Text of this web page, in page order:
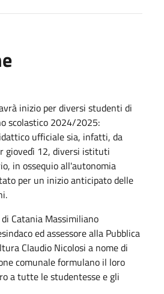
inizio per diversi studenti di
scolastico 2024/2025:
ufficiale sia, infatti, da
giovedì 12, diversi istituti
in ossequio all'autonomia
per un inizio anticipato delle
Catania Massimiliano
ed assessore alla Pubblica
Claudio Nicolosi a nome di
comunale formulano il loro
a tutte le studentesse e gli